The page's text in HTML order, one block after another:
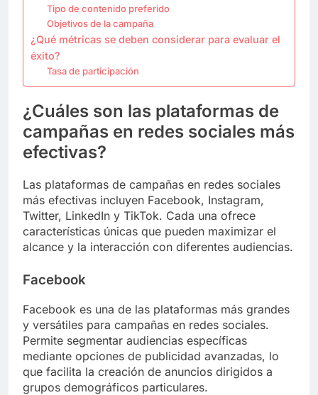
Tipo de contenido preferido
Objetivos de la campaña
¿Qué métricas se deben considerar para evaluar el
éxito?
Tasa de participación
¿Cuáles son las plataformas de
campañas en redes sociales más
efectivas?
Las plataformas de campañas en redes sociales
más efectivas incluyen Facebook, Instagram,
Twitter, LinkedIn y TikTok. Cada una ofrece
características únicas que pueden maximizar el
alcance y la interacción con diferentes audiencias.
Facebook
Facebook es una de las plataformas más grandes
y versátiles para campañas en redes sociales.
Permite segmentar audiencias específicas
mediante opciones de publicidad avanzadas, lo
que facilita la creación de anuncios dirigidos a
grupos demográficos particulares.